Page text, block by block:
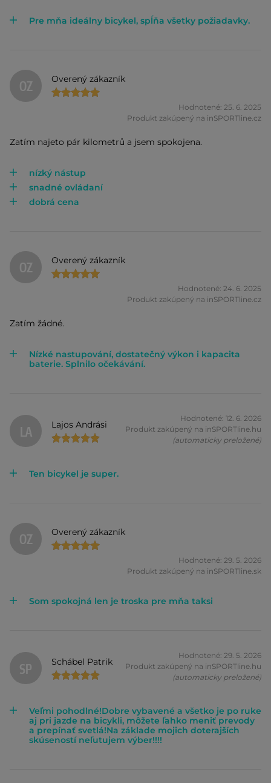
Pre mňa ideálny bicykel, spĺňa všetky požiadavky.
OZ Overený zákazník
Hodnotené: 25. 6. 2025
Produkt zakúpený na inSPORTline.cz
Zatím najeto pár kilometrů a jsem spokojena.
nízký nástup
snadné ovládaní
dobrá cena
OZ Overený zákazník
Hodnotené: 24. 6. 2025
Produkt zakúpený na inSPORTline.cz
Zatím žádné.
Nízké nastupování, dostatečný výkon i kapacita
baterie. Splnilo očekávání.
LA Lajos Andrási
Hodnotené: 12. 6. 2026
Produkt zakúpený na inSPORTline.hu
(automaticky preložené)
Ten bicykel je super.
OZ Overený zákazník
Hodnotené: 29. 5. 2026
Produkt zakúpený na inSPORTline.sk
Som spokojná len je troska pre mňa taksi
SP Schábel Patrik
Hodnotené: 29. 5. 2026
Produkt zakúpený na inSPORTline.hu
(automaticky preložené)
Veľmi pohodlné!Dobre vybavené a všetko je po ruke
aj pri jazde na bicykli, môžete ľahko meniť prevody
a prepínať svetlá!Na základe mojich doterajších
skúseností neľutujem výber!!!!